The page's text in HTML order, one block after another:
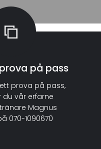
på pass
prova på pass,
du vår erfarne
Magnus
070-1090670